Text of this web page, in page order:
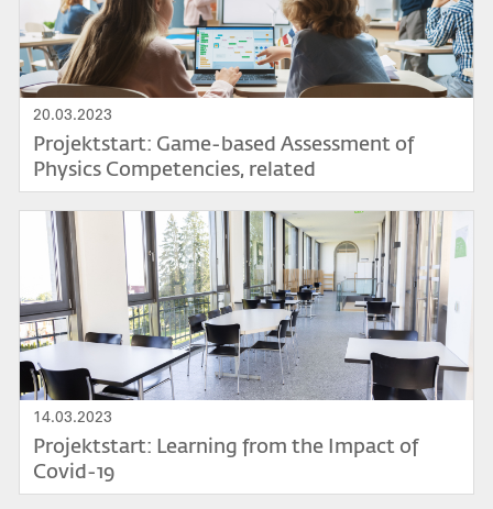
20.03.2023
Projektstart: Game-based Assessment of
Physics Competencies, related
Misconceptions, and Temporal Progressions
(GAPCo)
14.03.2023
Projektstart: Learning from the Impact of
Covid-19